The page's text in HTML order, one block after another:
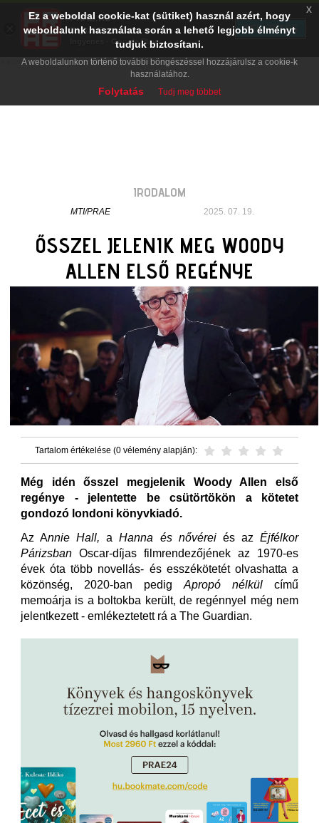
IRODALOM
MTI/PRAE 2025. 07. 19.
ŐSSZEL JELENIK MEG WOODY
ALLEN ELSŐ REGÉNYE
Tartalom értékelése (0 vélemény alapján):
Még idén ősszel megjelenik Woody Allen első
regénye - jelentette be csütörtökön a kötetet
gondozó londoni könyvkiadó.
Az Annie Hall, aHanna és nővéreiés azÉjfélkor
Párizsban Oscar-díjas filmrendezőjének az 1970-es
évek óta több novellás- és esszékötetét olvashatta a
közönség, 2020-ban pedig Apropó nélkül című
memoárja is a boltokba került, de regénnyel még nem
jelentkezett - emlékeztetett rá a The Guardian.
Ez a weboldal cookie-kat (sütiket) használ azért, hogy
weboldalunk használata során a lehető legjobb élményt
tudjuk biztosítani.
A weboldalunkon történő további böngészéssel hozzájárulsz a cookie-k
használatához.
Folytatás Tudj meg többet
x
PRAE.HU
Digital Evolution
Ingyenes - Google Play
TELEPÍTÉS